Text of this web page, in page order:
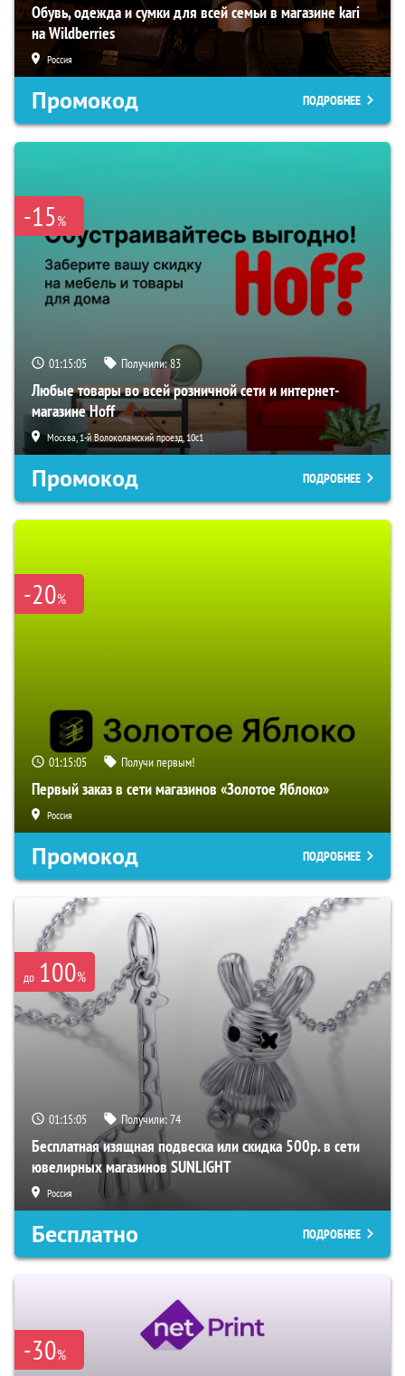
Обувь, одежда и сумки для всей семьи в магазине kari
на Wildberries
Россия
Промокод ПОДРОБНЕЕ
-15%
01:15:04 Получили:83
Любые товары во всей розничной сети и интернет-
магазине Hoff
Москва, 1-й Волоколамский проезд, 10с1
Промокод ПОДРОБНЕЕ
-20%
01:15:04 Получи первым!
Первый заказ в сети магазинов «Золотое Яблоко»
Россия
Промокод ПОДРОБНЕЕ
до 100%
01:15:04 Получили:74
Бесплатная изящная подвеска или скидка 500р. в сети
ювелирных магазинов SUNLIGHT
Россия
Бесплатно ПОДРОБНЕЕ
-30%